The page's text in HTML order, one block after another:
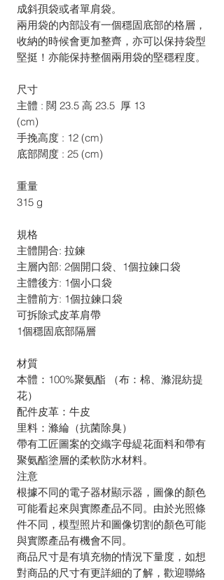
成斜孭袋或者單肩袋。
兩用袋的內部設有一個穩固底部的格層，
收納的時候會更加整齊，亦可以保持袋型
堅挺！亦能保持整個兩用袋的堅穩程度。
尺寸
主體 : 闊 23.5 高 23.5 厚 13
(cm)
手挽高度 : 12 (cm)
底部闊度 : 25 (cm)
重量
315 g
規格
主體開合: 拉鍊
主層內部: 2個開口袋、1個拉鍊口袋
主體後方: 1個小口袋
主體前方: 1個拉鍊口袋
可拆除式皮革肩帶
1個穩固底部隔層
材質
本體：100%聚氨酯 （布：棉、滌混紡提
花）
配件皮革：牛皮
里料：滌綸（抗菌除臭）
帶有工匠圖案的交織字母緹花面料和帶有
聚氨酯塗層的柔軟防水材料。
注意
根據不同的電子器材顯示器，圖像的顏色
可能看起來與實際產品不同。由於光照條
件不同，模型照片和圖像切割的顏色可能
與實際產品有機會不同。
商品尺寸是有填充物的情況下量度，如想
對商品的尺寸有更詳細的了解，歡迎聯絡